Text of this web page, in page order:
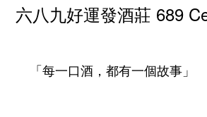
六八九好運發酒莊 689
「每一口酒，都有一個故事」